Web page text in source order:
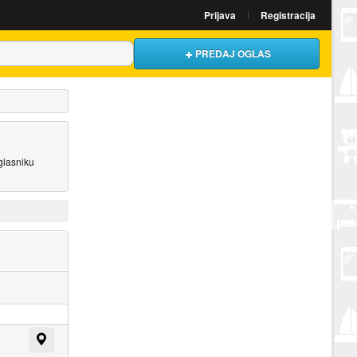
Prijava Registracija
PREDAJ OGLAS